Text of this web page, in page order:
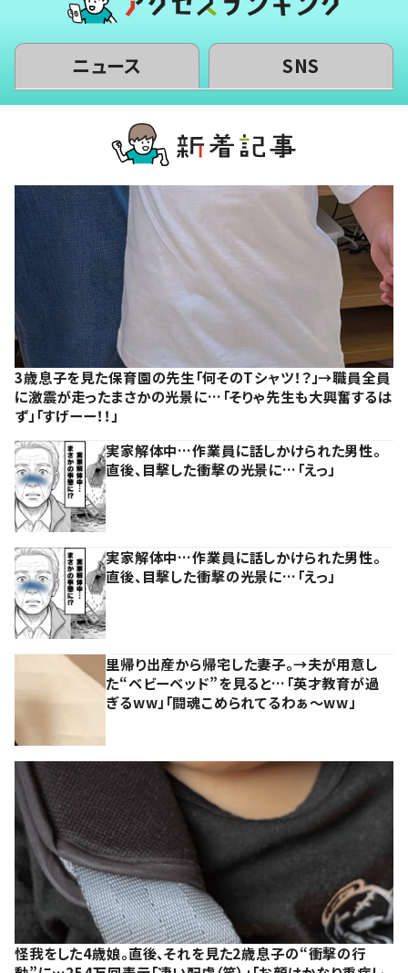
ニュース SNS
3歳息子を見た保育園の先生「何そのTシャツ！？」→職員全員
に激震が走ったまさかの光景に…「そりゃ先生も大興奮するは
ず」「すげーー！！」
実家解体中…作業員に話しかけられた男性。
直後、目撃した衝撃の光景に…「えっ」
実家解体中…作業員に話しかけられた男性。
直後、目撃した衝撃の光景に…「えっ」
里帰り出産から帰宅した妻子。→夫が用意し
た“ベビーベッド”を見ると…「英才教育が過
ぎるww」「闘魂こめられてるわぁ～ww」
怪我をした4歳娘。直後、それを見た2歳息子の“衝撃の行